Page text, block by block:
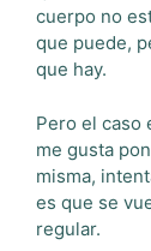
cuerpo no
que puede,
que hay.
Pero el caso
me gusta
misma,
es que se
regular.